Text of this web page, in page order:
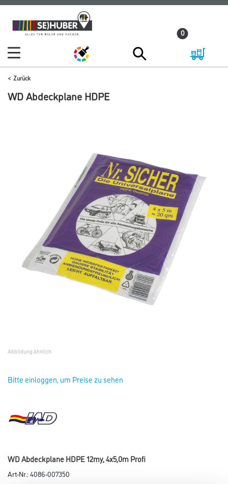
Zum
Inhalt
Zum
Navigationsmenü
0
Zurück
WD Abdeckplane HDPE
Abbildung ähnlich
Bitte einloggen, um Preise zu sehen
WD Abdeckplane HDPE 12my, 4x5,0m Profi
Art-Nr.:4086-007350